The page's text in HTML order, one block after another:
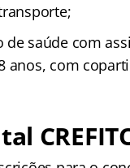
de saúde com
anos, com